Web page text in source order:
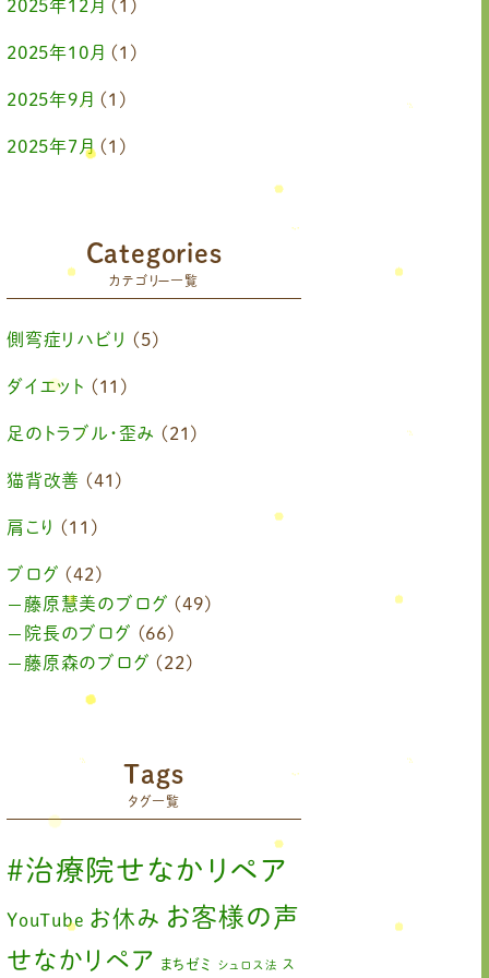
2025年12月 (1)
2025年10月 (1)
2025年9月 (1)
2025年7月(1)
2025年4月(1)
(1)
2025年1月 (1)
2024年11月(1)
2024年10月 (1)
2024年8月 (1)
2024年6月(1)
2024年4月(1)
2024年3月(2)
2024年2月(1)
2024年1月(1)
2023年11月
2023年5月
Categories
カテゴリー一覧
側弯症リハビリ (5)
ダイエット (11)
足のトラブル・歪み (21)
猫背改善 (41)
肩こり (11)
ブログ (42)
藤原慧美のブログ (49)
院長のブログ (66)
藤原森のブログ (22)
Tags
タグ一覧
#治療院せなかリペア
YouTube お休み お客様の声
せなかリペア まちゼミ シュロス法 ス